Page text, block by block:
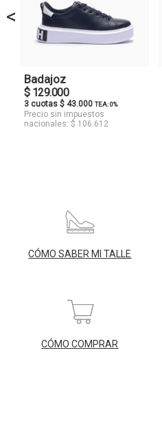
<
Badajoz
$ 129.000
3 cuotas $ 43.000 TEA: 0%
Precio sin impuestos
nacionales: $ 106.612
CÓMO SABER MI TALLE
CÓMO COMPRAR